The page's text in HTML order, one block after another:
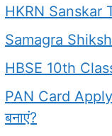
HKRN Sanskar
Samagra
HBSE 10th
PAN Card
बनाएं?